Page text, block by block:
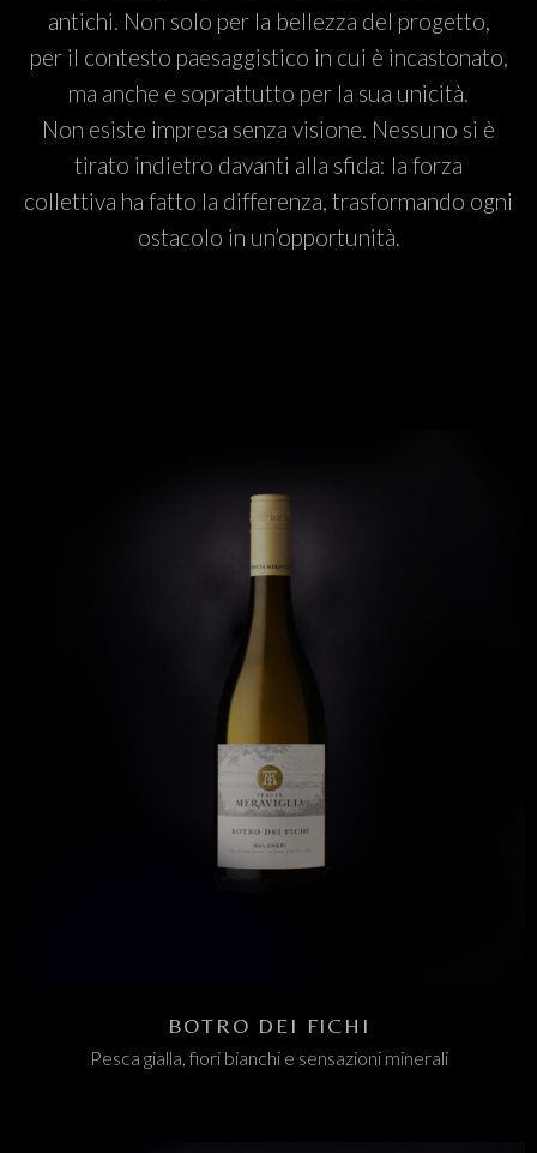
antichi. Non solo per la bellezza del progetto,
per il contesto paesaggistico in cui è incastonato,
ma anche e soprattutto per la sua unicità.
Non esiste impresa senza visione. Nessuno si è
tirato indietro davanti alla sfida: la forza
collettiva ha fatto la differenza, trasformando ogni
ostacolo in un’opportunità.
BOTRO DEI FICHI
Pesca gialla, fiori bianchi e sensazioni minerali